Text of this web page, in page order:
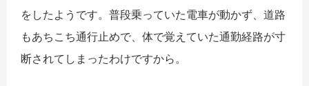
をしたようです。普段乗っていた電車が動かず、道路
もあちこち通行止めで、体で覚えていた通勤経路が寸
断されてしまったわけですから。